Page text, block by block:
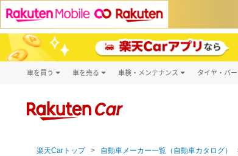
車を買う
新車
車を売る 車検・メンテナンス タイヤ・パ
楽天Carトップ 自動車メーカー一覧（自動車カタログ）